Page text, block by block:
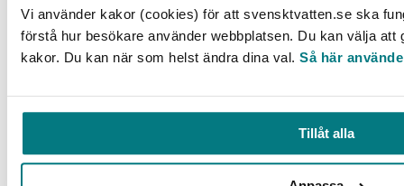
Vi använder kakor (cookies) för att svensktvatten.se ska
förstå hur besökare använder webbplatsen. Du kan välja att
kakor. Du kan när som helst ändra dina val. Så här
Tillåt alla